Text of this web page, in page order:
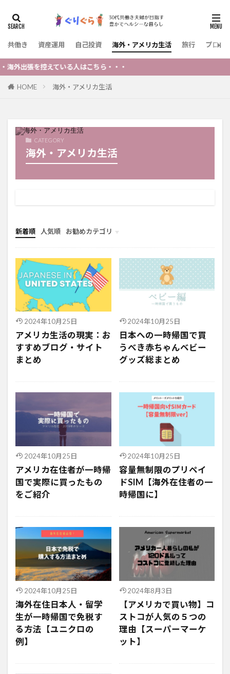
共働き 資産運用 自己投資 海外・アメリカ生活 旅行 プロフ
張を控えている人はこちら・・・
HOME 海外・アメリカ生活
CATEGORY
海外・アメリカ生活
新着順 人気順 お勧めカテゴリ
共働きキャリア
ブログ
雑記
海外・アメリカ生活
旅行
2024年10月25日
アメリカ生活の現実：お
すすめブログ・サイト
まとめ
2024年10月25日
日本への一時帰国で買
うべき赤ちゃんベビー
グッズ総まとめ
2024年10月25日
アメリカ在住者が一時帰
国で実際に買ったもの
をご紹介
2024年10月25日
容量無制限のプリペイ
ドSIM【海外在住者の一
時帰国に】
2024年10月25日
海外在住日本人・留学
生が一時帰国で免税す
る方法【ユニクロの
例】
2024年8月3日
【アメリカで買い物】コ
ストコが人気の５つの
理由【スーパーマーケ
ット】